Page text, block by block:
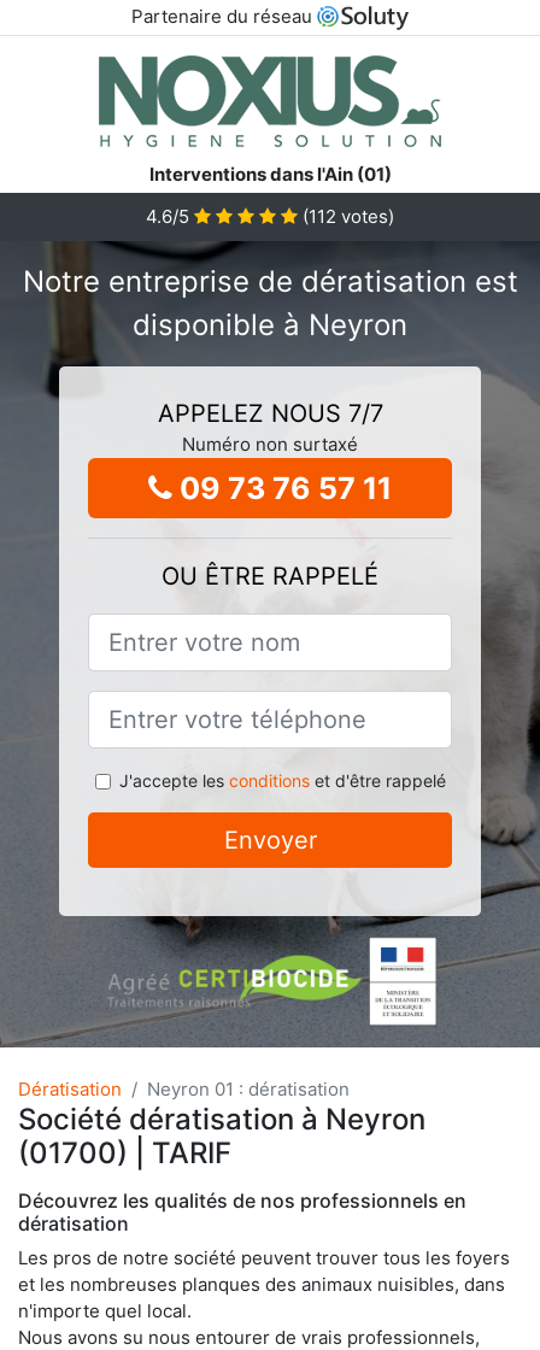
Partenaire du réseau
Interventions dans l'Ain (01)
4.6/5
(112 votes)
Notre entreprise de dératisation est
disponible à Neyron
APPELEZ NOUS 7/7
Numéro non surtaxé
09 73 76 57 11
OU ÊTRE RAPPELÉ
J'accepte les conditionset d'être rappelé
Envoyer
Dératisation Neyron 01 : dératisation
Société dératisation à Neyron
(01700) | TARIF
Découvrez les qualités de nos professionnels en
dératisation
Les pros de notre société peuvent trouver tous les foyers
et les nombreuses planques des animaux nuisibles, dans
n'importe quel local.
Nous avons su nous entourer de vrais professionnels,